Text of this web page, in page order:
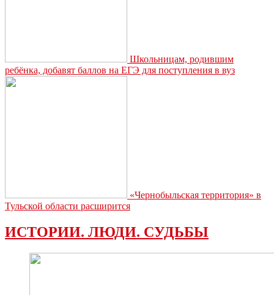
Школьницам, родившим
ребёнка, добавят баллов на ЕГЭ для поступления в вуз
«Чернобыльская территория» в
Тульской области расширится
ИСТОРИИ. ЛЮДИ. СУДЬБЫ